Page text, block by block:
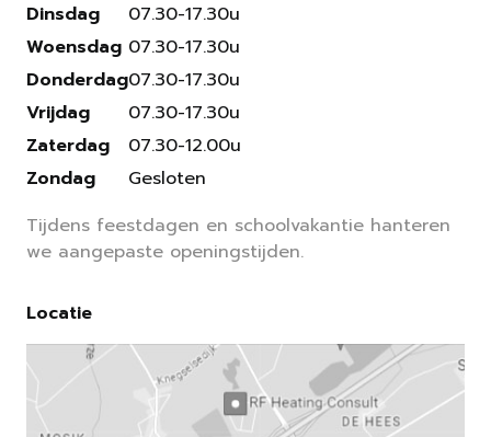
Dinsdag
Woensdag
Donderdag
Vrijdag
Zaterdag
Zondag
07.30-17.30u
07.30-17.30u
07.30-17.30u
07.30-17.30u
07.30-12.00u
Gesloten
Tijdens feestdagen en schoolvakantie hanteren
we aangepaste openingstijden.
Locatie